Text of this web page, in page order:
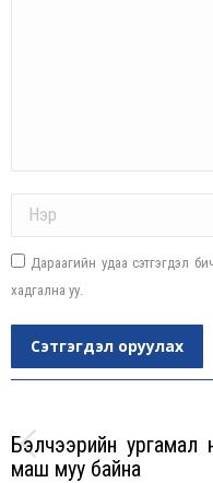
Дараагийн удаа сэтгэгдэл
хадгална уу.
Сэтгэгдэл оруулах
navigation
Бэлчээрийн ургамал
маш муу байна